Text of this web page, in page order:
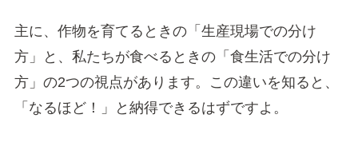
主に、作物を育てるときの「生産現場での分け
方」と、私たちが食べるときの「食生活での分け
方」の2つの視点があります。この違いを知ると、
「なるほど！」と納得できるはずですよ。